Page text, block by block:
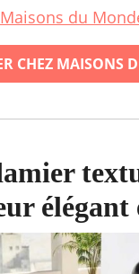
Maisons du
CHEZ MAISONS
élégant